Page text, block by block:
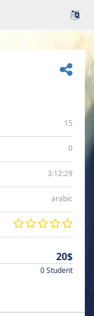
15
0
3:12:29
arabic
20$
0 Student